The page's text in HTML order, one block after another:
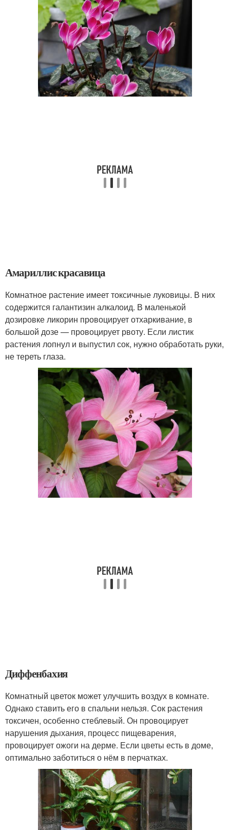
Амариллис красавица
Комнатное растение имеет токсичные луковицы. В них
содержится галантизин алкалоид. В маленькой
дозировке ликорин провоцирует отхаркивание, в
большой дозе — провоцирует рвоту. Если листик
растения лопнул и выпустил сок, нужно обработать руки,
не тереть глаза.
Диффенбахия
Комнатный цветок может улучшить воздух в комнате.
Однако ставить его в спальни нельзя. Сок растения
токсичен, особенно стеблевый. Он провоцирует
нарушения дыхания, процесс пищеварения,
провоцирует ожоги на дерме. Если цветы есть в доме,
оптимально заботиться о нём в перчатках.